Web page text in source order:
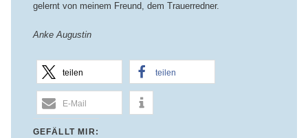
gelernt von meinem Freund, dem Trauerredner.
Anke Augustin
teilen teilen
E-Mail
GEFÄLLT MIR: